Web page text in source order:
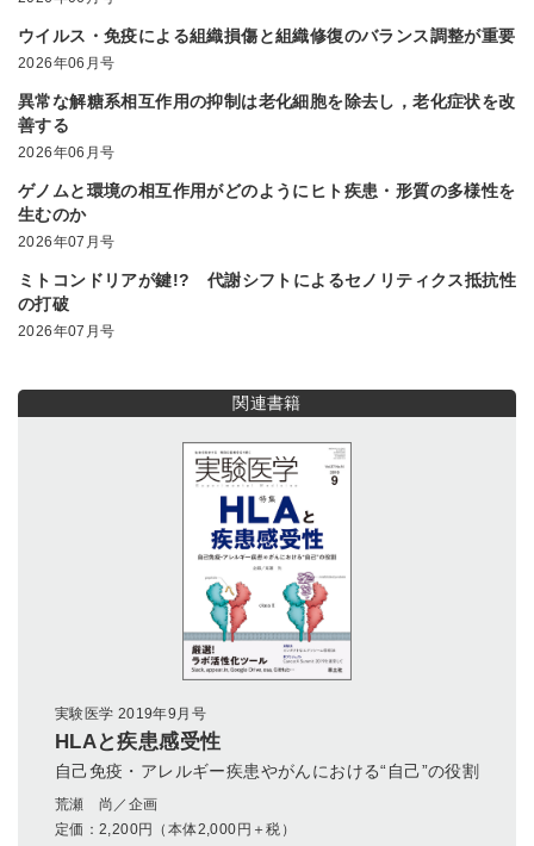
ウイルス・免疫による組織損傷と組織修復のバランス調整が重要
2026年06月号
異常な解糖系相互作用の抑制は老化細胞を除去し，老化症状を改
善する
2026年06月号
ゲノムと環境の相互作用がどのようにヒト疾患・形質の多様性を
生むのか
2026年07月号
ミトコンドリアが鍵!? 代謝シフトによるセノリティクス抵抗性
の打破
2026年07月号
関連書籍
実験医学 2019年9月号
HLAと疾患感受性
自己免疫・アレルギー疾患やがんにおける“自己”の役割
荒瀬 尚／企画
定価： 2,200円（本体2,000円＋税）